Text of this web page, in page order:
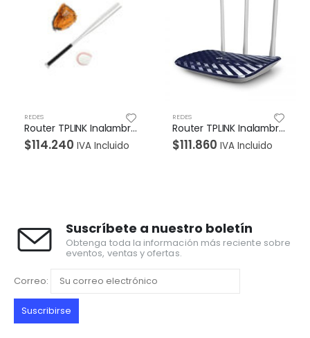
Router TPLINK Inalambrico doble banda AC 1200 Dual Band 4 Antenas externas.
IVA Incluido
Router TPLINK Inalambrico Doble banda AC 750 Dual Band 3 Antenas externas.
$111.860 IVA Incluido $96.390
Suscríbete a nuestro boletín
Obtenga toda la información más reciente sobre
eventos, ventas y ofertas.
Correo: